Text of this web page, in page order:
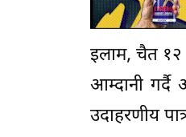
इलाम, चैत १२
आम्दानी
उदाहरणीय